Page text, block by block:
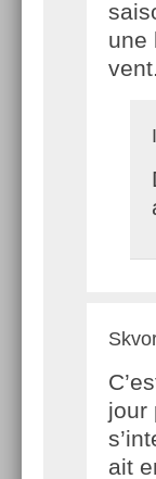
une
vent.
jour
ait